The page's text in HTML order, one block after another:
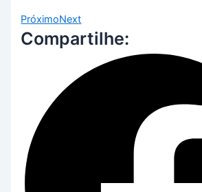
PróximoNext
Compartilhe: